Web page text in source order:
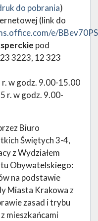
do pobrania)
(link do
e/
pod
3223, 12 323
w godz. 9.00-15.00
r. w godz. 9.00-
Biuro
Świętych 3-4,
z Wydziałem
Obywatelskiego:
na podstawie
Miasta Krakowa z
zasad i trybu
mieszkańcami